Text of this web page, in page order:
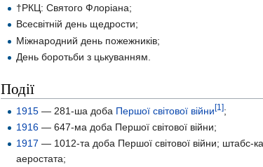
†РКЦ: Святого Флоріана;
Всесвітній день щедрости;
Міжнародний день пожежників;
День боротьби з цькуванням.
Події
1915 — 281-ша доба Першої світової війни[1];
1916 — 647-ма доба Першої світової війни;
1917 — 1012-та доба Першої світової війни; штабс-
аеростата;